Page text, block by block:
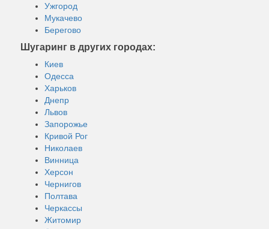
Ужгород
Мукачево
Берегово
Шугаринг в других городах:
Киев
Одесса
Харьков
Днепр
Львов
Запорожье
Кривой Рог
Николаев
Винница
Херсон
Чернигов
Полтава
Черкассы
Житомир